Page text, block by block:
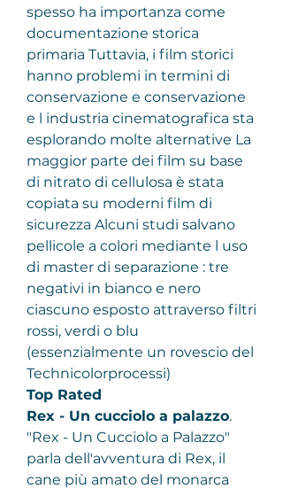
spesso ha importanza come
documentazione storica
primaria Tuttavia, i film storici
hanno problemi in termini di
conservazione e conservazione
e l industria cinematografica sta
esplorando molte alternative La
maggior parte dei film su base
di nitrato di cellulosa è stata
copiata su moderni film di
sicurezza Alcuni studi salvano
pellicole a colori mediante l uso
di master di separazione : tre
negativi in ​​bianco e nero
ciascuno esposto attraverso filtri
rossi, verdi o blu
(essenzialmente un rovescio del
Technicolorprocessi)
Top Rated
Rex - Un cucciolo a palazzo.
"Rex - Un Cucciolo a Palazzo"
parla dell'avventura di Rex, il
cane più amato del monarca